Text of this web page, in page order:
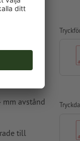
avstånd
till